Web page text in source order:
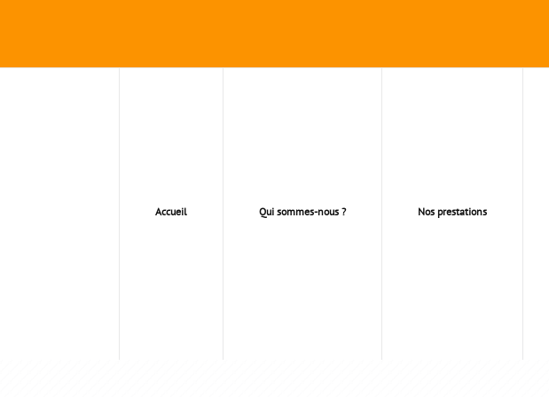
Accueil Qui sommes-nous ? Nos prestations